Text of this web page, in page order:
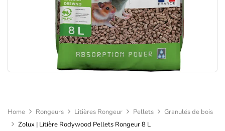
Home Rongeurs Litières Rongeur Pellets
Granulés de bois
Zolux | Litière Rodywood Pellets Rongeur 8 L